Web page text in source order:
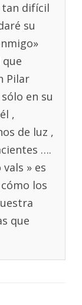
tan difícil
su
Pilar
en su
,
de luz ,
….
» es
los
que